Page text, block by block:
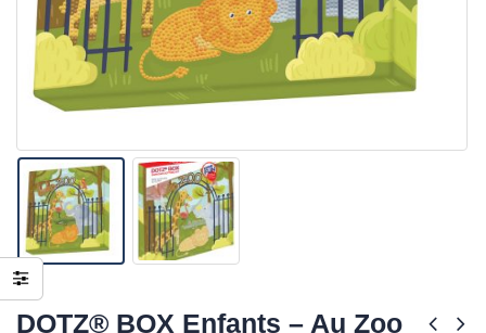
DOTZ® BOX Enfants – Au Zoo